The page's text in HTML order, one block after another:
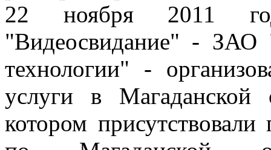
22 ноября 2011
"Видеосвидание" - ЗАО
технологии" -
услуги в
котором